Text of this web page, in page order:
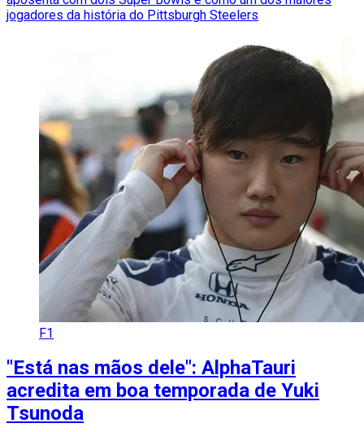
jogadores da história do Pittsburgh Steelers
F1
"Está nas mãos dele": AlphaTauri
acredita em boa temporada de Yuki
Tsunoda